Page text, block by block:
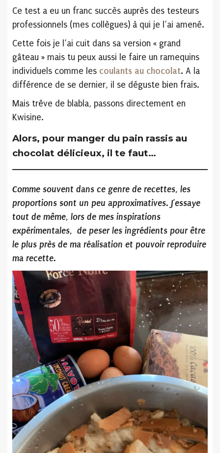
Ce test a eu un franc succès auprès des testeurs
professionnels (mes collègues) à qui je l’ai amené.
Cette fois je l’ai cuit dans sa version « grand
gâteau » mais tu peux aussi le faire un ramequins
individuels comme les coulants au chocolat. A la
différence de se dernier, il se déguste bien frais.
Mais trêve de blabla, passons directement en
Kwisine.
Alors, pour manger du pain rassis au
chocolat délicieux, il te faut…
Comme souvent dans ce genre de recettes, les
proportions sont un peu approximatives. J’essaye
tout de même, lors de mes inspirations
expérimentales, de peser les ingrédients pour être
le plus près de ma réalisation et pouvoir reproduire
ma recette.